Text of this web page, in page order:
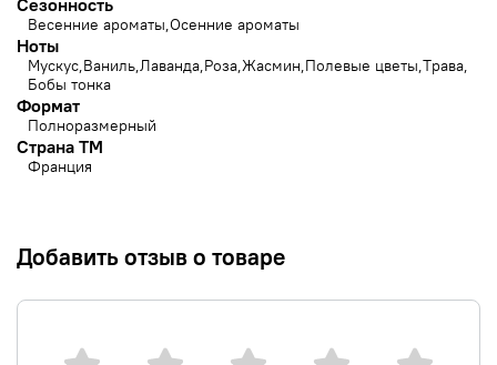
Сезонность
Весенние ароматы Осенние ароматы
Ноты
Мускус Ваниль Лаванда Роза Жасмин Полевые цветы Трава
Бобы тонка
Формат
Полноразмерный
Страна ТМ
Франция
Добавить отзыв о товаре